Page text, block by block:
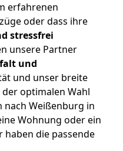
erfahrenen
oder dass ihre
stressfrei
unsere Partner
und
und unser breite
optimalen Wahl
Weißenburg in
Wohnung oder ein
haben die passende